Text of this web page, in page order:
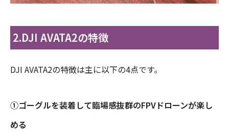
2.DJI AVATA2の特徴
DJI AVATA2の特徴は主に以下の4点です。
①ゴーグルを装着して臨場感抜群のFPVドローンが楽し
める